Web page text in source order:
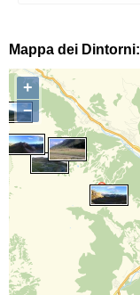
Mappa dei Dintorni:
+
−